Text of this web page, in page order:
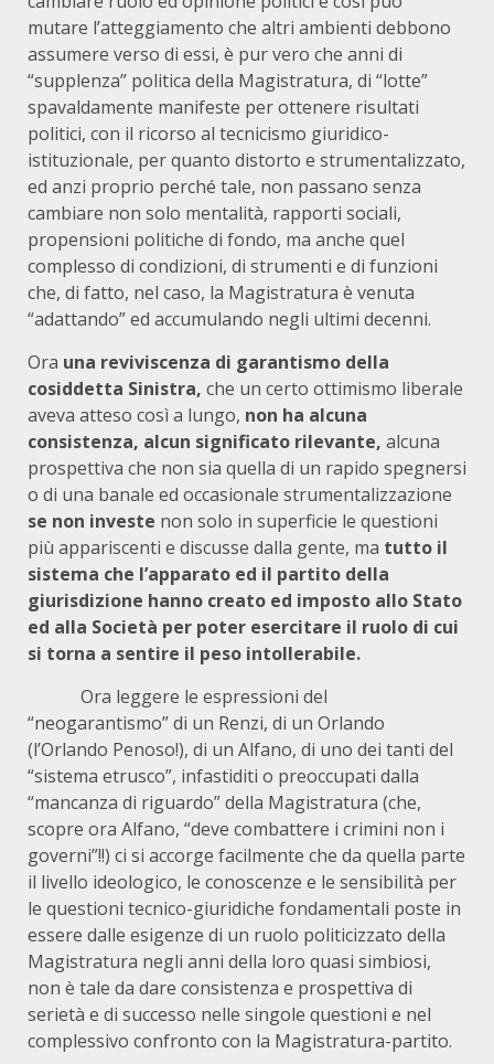
mutare l’atteggiamento che altri ambienti debbono
assumere verso di essi, è pur vero che anni di
“supplenza” politica della Magistratura, di “lotte”
spavaldamente manifeste per ottenere risultati
politici, con il ricorso al tecnicismo giuridico-
istituzionale, per quanto distorto e strumentalizzato,
ed anzi proprio perché tale, non passano senza
cambiare non solo mentalità, rapporti sociali,
propensioni politiche di fondo, ma anche quel
complesso di condizioni, di strumenti e di funzioni
che, di fatto, nel caso, la Magistratura è venuta
“adattando” ed accumulando negli ultimi decenni.
Ora una reviviscenza di garantismo della
cosiddetta Sinistra, che un certo ottimismo liberale
aveva atteso così a lungo, non ha alcuna
consistenza, alcun significato rilevante, alcuna
prospettiva che non sia quella di un rapido spegnersi
o di una banale ed occasionale strumentalizzazione
se non investe non solo in superficie le questioni
più appariscenti e discusse dalla gente, ma tutto il
sistema che l’apparato ed il partito della
giurisdizione hanno creato ed imposto allo Stato
ed alla Società per poter esercitare il ruolo di cui
si torna a sentire il peso intollerabile.
Ora leggere le espressioni del
“neogarantismo” di un Renzi, di un Orlando
(l’Orlando Penoso!), di un Alfano, di uno dei tanti del
“sistema etrusco”, infastiditi o preoccupati dalla
“mancanza di riguardo” della Magistratura (che,
scopre ora Alfano, “deve combattere i crimini non i
governi”!!) ci si accorge facilmente che da quella parte
il livello ideologico, le conoscenze e le sensibilità per
le questioni tecnico-giuridiche fondamentali poste in
essere dalle esigenze di un ruolo politicizzato della
Magistratura negli anni della loro quasi simbiosi,
non è tale da dare consistenza e prospettiva di
serietà e di successo nelle singole questioni e nel
complessivo confronto con la Magistratura-partito.